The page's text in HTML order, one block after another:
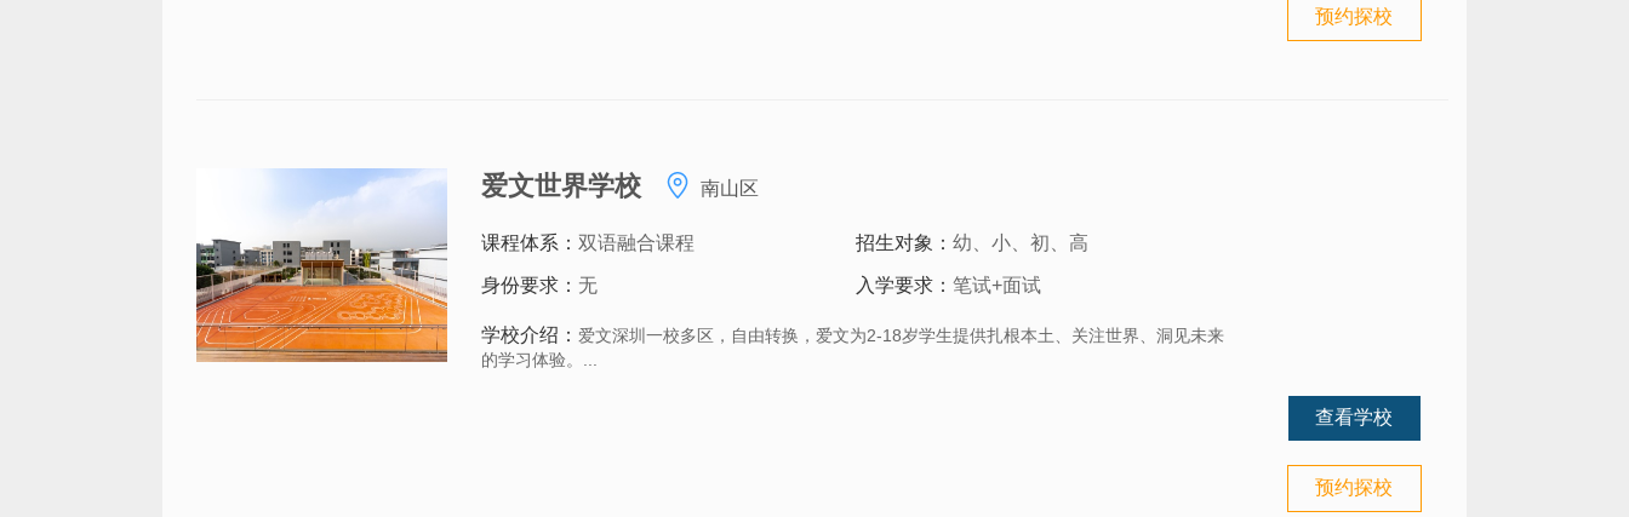
预约探校
爱文世界学校 南山区
课程体系： 双语融合课程 招生对象：幼、小、初、高
身份要求： 无 入学要求：笔试+面试
学校介绍： 爱文深圳一校多区，自由转换，爱文为2-18岁学生提供扎根本土、关注世界、洞见未来
的学习体验。...
查看学校
预约探校